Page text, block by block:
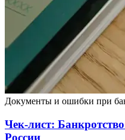
Документы и ошибки при
Чек-лист:
России